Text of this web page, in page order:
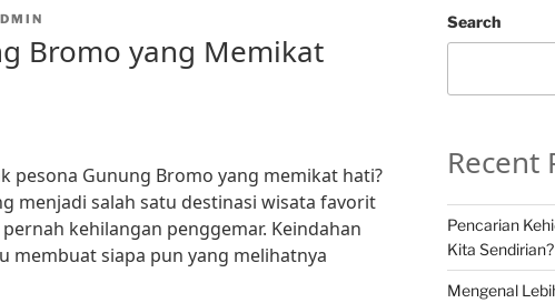
Bromo yang Memikat
pesona Gunung Bromo yang memikat hati?
menjadi salah satu destinasi wisata favorit
kehilangan penggemar. Keindahan
membuat siapa pun yang melihatnya
Search
Recent
Pencarian
Kita Sendirian?
Mengenal